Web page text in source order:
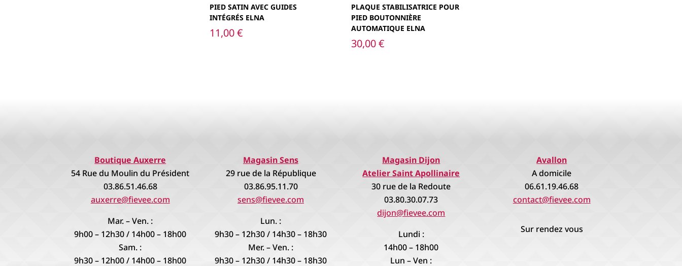
PIED SATIN AVEC GUIDES
INTÉGRÉS ELNA
11,00€
PLAQUE STABILISATRICE POUR
PIED BOUTONNIÈRE
AUTOMATIQUE ELNA
30,00€
Boutique Auxerre
54 Rue du Moulin du Président
03.86.51.46.68
auxerre@fievee.com
Mar. – Ven. :
9h00 – 12h30 / 14h00 – 18h00
Sam. :
9h30 – 12h00 / 14h00 – 18h00
Magasin Sens
29 rue de la République
03.86.95.11.70
sens@fievee.com
Lun. :
9h30 – 12h30 / 14h30 – 18h30
Mer. – Ven. :
9h30 – 12h30 / 14h30 – 18h30
Magasin Dijon
Atelier Saint Apollinaire
30 rue de la Redoute
03.80.30.07.73
dijon@fievee.com
Lundi :
14h00 – 18h00
Lun – Ven :
Avallon
A domicile
06.61.19.46.68
contact@fievee.com
Sur rendez vous